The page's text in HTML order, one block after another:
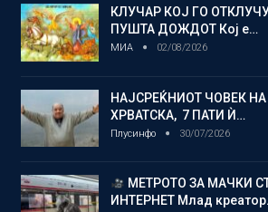
КЛУЧАР КОЈ ГО
ПУШТА ДОЖДОТ Кој е…
МИА 02/08/2026
НАЈСРЕЌНИОТ ЧОВЕК
ХРВАТСКА, 7 ПАТИ Ѝ…
Плусинфо 30/07/2026
МЕТРОТО ЗА МАЧКИ
ИНТЕРНЕТ Млад